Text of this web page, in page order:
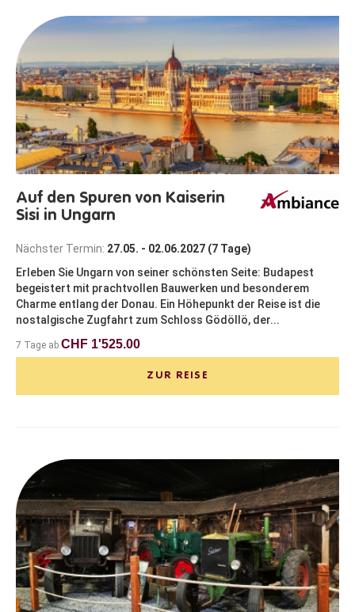
Auf den Spuren von Kaiserin
Sisi in Ungarn
Nächster Termin: 27.05. - 02.06.2027 (7 Tage)
Erleben Sie Ungarn von seiner schönsten Seite: Budapest
begeistert mit prachtvollen Bauwerken und besonderem
Charme entlang der Donau. Ein Höhepunkt der Reise ist die
nostalgische Zugfahrt zum Schloss Gödöllö, der...
7 Tage ab CHF 1'525.00
ZUR REISE